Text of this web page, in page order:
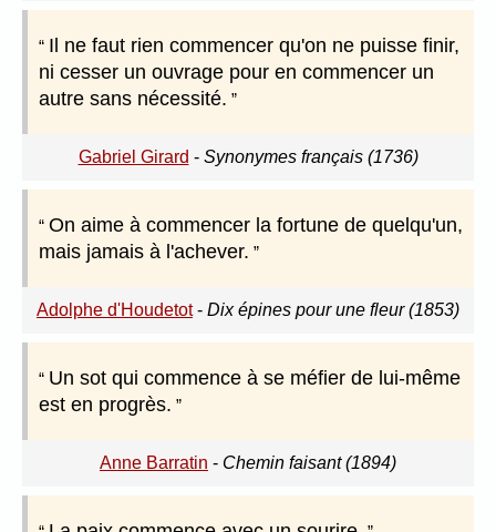
Il ne faut rien commencer qu'on ne puisse finir,
ni cesser un ouvrage pour en commencer un
autre sans nécessité.
Gabriel Girard - Synonymes français (1736)
On aime à commencer la fortune de quelqu'un,
mais jamais à l'achever.
Adolphe d'Houdetot- Dix épines pour une fleur (1853)
Un sot qui commence à se méfier de lui-même
est en progrès.
Anne Barratin - Chemin faisant (1894)